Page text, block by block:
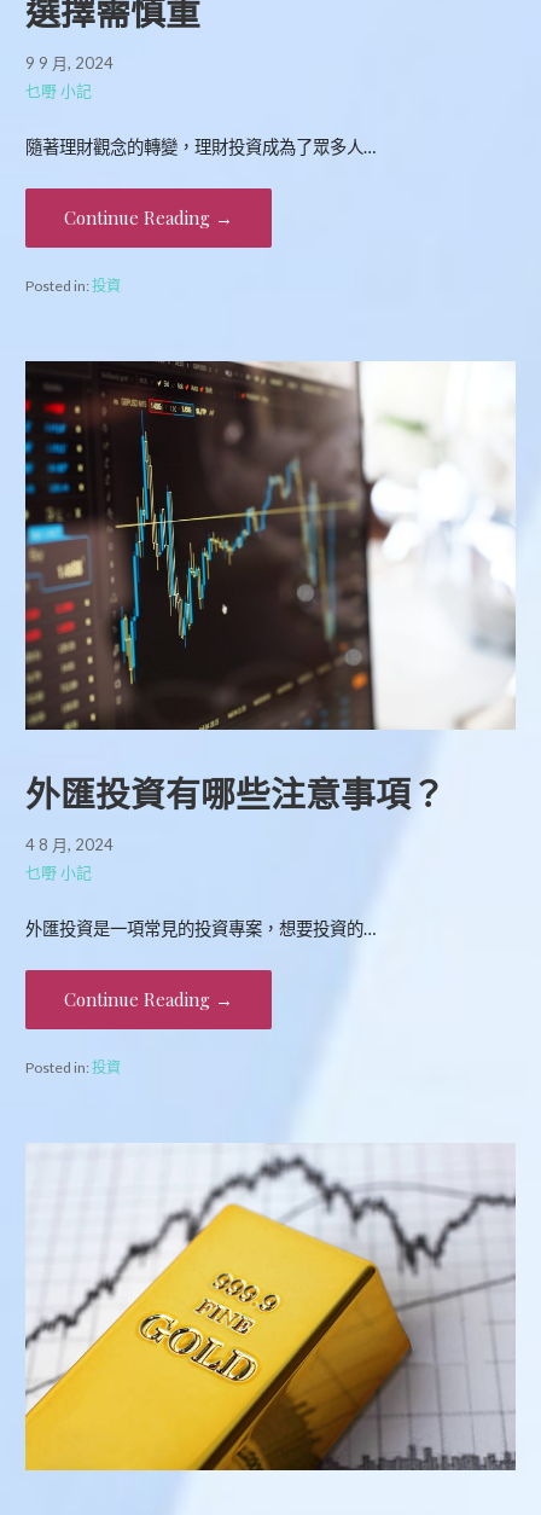
選擇需慎重
9 9 月, 2024
乜嘢 小記
隨著理財觀念的轉變，理財投資成為了眾多人…
Continue Reading →
Posted in:投資
外匯投資有哪些注意事項？
4 8 月, 2024
乜嘢 小記
外匯投資是一項常見的投資專案，想要投資的…
Continue Reading →
Posted in:投資